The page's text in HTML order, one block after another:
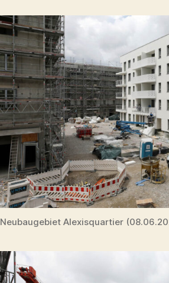
Neubaugebiet Alexisquartier